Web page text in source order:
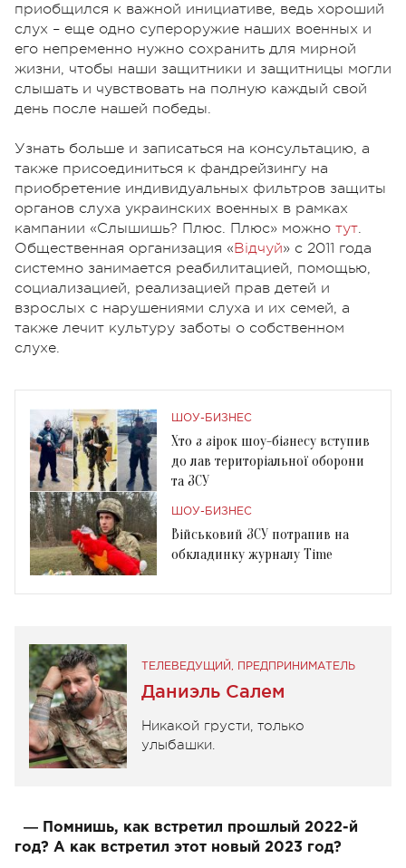
приобщился к важной инициативе, ведь хороший
слух – еще одно супероружие наших военных и
его непременно нужно сохранить для мирной
жизни, чтобы наши защитники и защитницы могли
слышать и чувствовать на полную каждый свой
день после нашей победы.
Узнать больше и записаться на консультацию, а
также присоединиться к фандрейзингу на
приобретение индивидуальных фильтров защиты
органов слуха украинских военных в рамках
кампании «Слышишь? Плюс. Плюс» можно тут.
Общественная организация «Відчуй» с 2011 года
системно занимается реабилитацией, помощью,
социализацией, реализацией прав детей и
взрослых с нарушениями слуха и их семей, а
также лечит культуру заботы о собственном
слухе.
ШОУ-БИЗНЕС
Хто з зірок шоу-бізнесу вступив
до лав територіальної оборони
та ЗСУ
ШОУ-БИЗНЕС
Військовий ЗСУ потрапив на
обкладинку журналу Time
ТЕЛЕВЕДУЩИЙ, ПРЕДПРИНИМАТЕЛЬ
Даниэль Салем
Никакой грусти, только
улыбашки.
― Помнишь, как встретил прошлый 2022-й
год? А как встретил этот новый 2023 год?